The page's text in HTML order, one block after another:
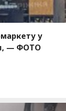
у
— ФОТО